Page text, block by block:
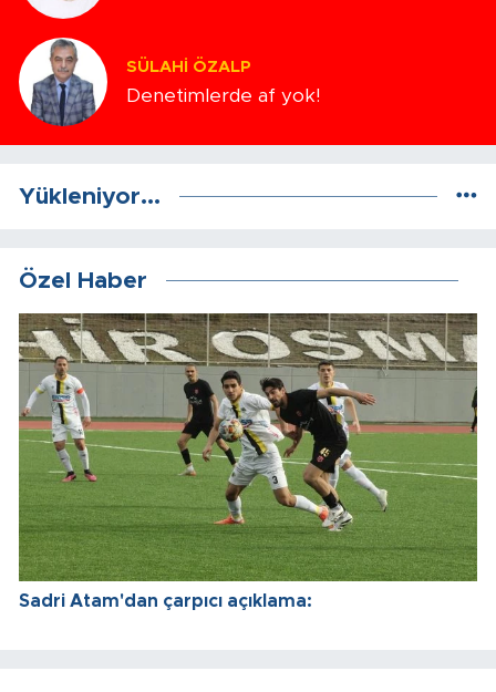
SÜLAHI ÖZALP
Denetimlerde af yok!
Yükleniyor...
Özel Haber
Sadri Atam'dan çarpıcı açıklama: